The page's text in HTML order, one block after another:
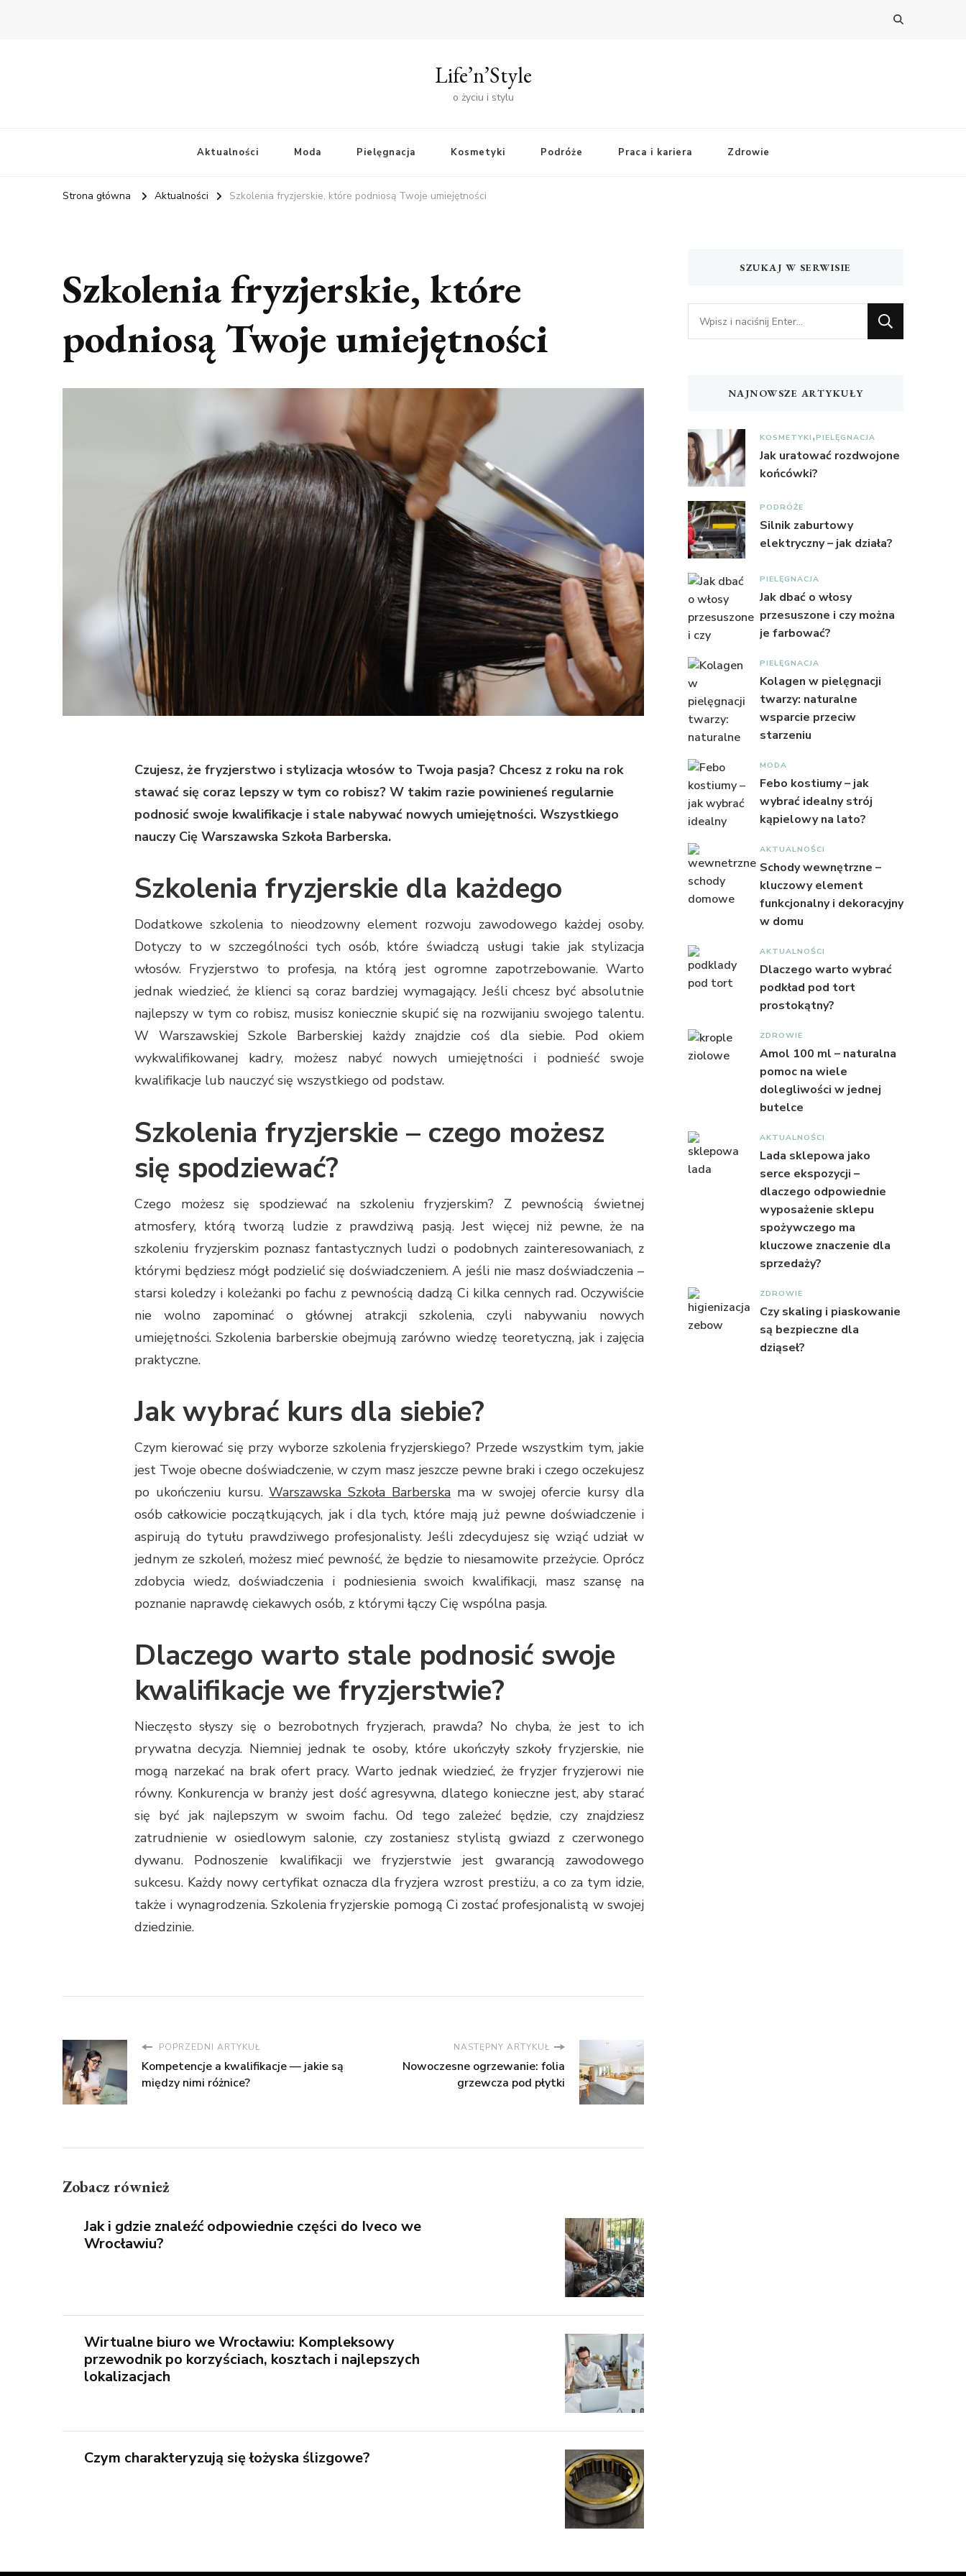
Life’n’Style
o życiu i stylu
Aktualności Moda Pielęgnacja Kosmetyki Podróże Praca i kariera Zdrowie
Strona główna Aktualności Szkolenia fryzjerskie, które podniosą Twoje umiejętności
Szkolenia fryzjerskie, które
podniosą Twoje umiejętności
Czujesz, że fryzjerstwo i stylizacja włosów to Twoja pasja? Chcesz z roku na rok
stawać się coraz lepszy w tym co robisz? W takim razie powinieneś regularnie
podnosić swoje kwalifikacje i stale nabywać nowych umiejętności. Wszystkiego
nauczy Cię Warszawska Szkoła Barberska.
Szkolenia fryzjerskie dla każdego
Dodatkowe szkolenia to nieodzowny element rozwoju zawodowego każdej osoby.
Dotyczy to w szczególności tych osób, które świadczą usługi takie jak stylizacja
włosów. Fryzjerstwo to profesja, na którą jest ogromne zapotrzebowanie. Warto
jednak wiedzieć, że klienci są coraz bardziej wymagający. Jeśli chcesz być absolutnie
najlepszy w tym co robisz, musisz koniecznie skupić się na rozwijaniu swojego talentu.
W Warszawskiej Szkole Barberskiej każdy znajdzie coś dla siebie. Pod okiem
wykwalifikowanej kadry, możesz nabyć nowych umiejętności i podnieść swoje
kwalifikacje lub nauczyć się wszystkiego od podstaw.
Szkolenia fryzjerskie – czego możesz
się spodziewać?
Czego możesz się spodziewać na szkoleniu fryzjerskim? Z pewnością świetnej
atmosfery, którą tworzą ludzie z prawdziwą pasją. Jest więcej niż pewne, że na
szkoleniu fryzjerskim poznasz fantastycznych ludzi o podobnych zainteresowaniach, z
którymi będziesz mógł podzielić się doświadczeniem. A jeśli nie masz doświadczenia –
starsi koledzy i koleżanki po fachu z pewnością dadzą Ci kilka cennych rad. Oczywiście
nie wolno zapominać o głównej atrakcji szkolenia, czyli nabywaniu nowych
umiejętności. Szkolenia barberskie obejmują zarówno wiedzę teoretyczną, jak i zajęcia
praktyczne.
Jak wybrać kurs dla siebie?
Czym kierować się przy wyborze szkolenia fryzjerskiego? Przede wszystkim tym, jakie
jest Twoje obecne doświadczenie, w czym masz jeszcze pewne braki i czego oczekujesz
po ukończeniu kursu.Warszawska Szkoła Barberska ma w swojej ofercie kursy dla
osób całkowicie początkujących, jak i dla tych, które mają już pewne doświadczenie i
aspirują do tytułu prawdziwego profesjonalisty. Jeśli zdecydujesz się wziąć udział w
jednym ze szkoleń, możesz mieć pewność, że będzie to niesamowite przeżycie. Oprócz
zdobycia wiedz, doświadczenia i podniesienia swoich kwalifikacji, masz szansę na
poznanie naprawdę ciekawych osób, z którymi łączy Cię wspólna pasja.
Dlaczego warto stale podnosić swoje
kwalifikacje we fryzjerstwie?
Nieczęsto słyszy się o bezrobotnych fryzjerach, prawda? No chyba, że jest to ich
prywatna decyzja. Niemniej jednak te osoby, które ukończyły szkoły fryzjerskie, nie
mogą narzekać na brak ofert pracy. Warto jednak wiedzieć, że fryzjer fryzjerowi nie
równy. Konkurencja w branży jest dość agresywna, dlatego konieczne jest, aby starać
się być jak najlepszym w swoim fachu. Od tego zależeć będzie, czy znajdziesz
zatrudnienie w osiedlowym salonie, czy zostaniesz stylistą gwiazd z czerwonego
dywanu. Podnoszenie kwalifikacji we fryzjerstwie jest gwarancją zawodowego
sukcesu. Każdy nowy certyfikat oznacza dla fryzjera wzrost prestiżu, a co za tym idzie,
także i wynagrodzenia. Szkolenia fryzjerskie pomogą Ci zostać profesjonalistą w swojej
dziedzinie.
POPRZEDNI ARTYKUŁ
Kompetencje a kwalifikacje — jakie są
między nimi różnice?
NASTĘPNY ARTYKUŁ
Nowoczesne ogrzewanie: folia
grzewcza pod płytki
Zobacz również
Jak i gdzie znaleźć odpowiednie części do Iveco we
Wrocławiu?
Wirtualne biuro we Wrocławiu: Kompleksowy
przewodnik po korzyściach, kosztach i najlepszych
lokalizacjach
Czym charakteryzują się łożyska ślizgowe?
SZUKAJ W SERWISIE
Szukasz
czegoś?
NAJNOWSZE ARTYKUŁY
KOSMETYKI PIELĘGNACJA
Jak uratować rozdwojone
końcówki?
PODRÓŻE
Silnik zaburtowy
elektryczny – jak działa?
PIELĘGNACJA
Jak dbać o włosy
przesuszone i czy można
je farbować?
PIELĘGNACJA
Kolagen w pielęgnacji
twarzy: naturalne
wsparcie przeciw
starzeniu
MODA
Febo kostiumy – jak
wybrać idealny strój
kąpielowy na lato?
AKTUALNOŚCI
Schody wewnętrzne –
kluczowy element
funkcjonalny i dekoracyjny
w domu
AKTUALNOŚCI
Dlaczego warto wybrać
podkład pod tort
prostokątny?
ZDROWIE
Amol 100 ml – naturalna
pomoc na wiele
dolegliwości w jednej
butelce
AKTUALNOŚCI
Lada sklepowa jako
serce ekspozycji –
dlaczego odpowiednie
wyposażenie sklepu
spożywczego ma
kluczowe znaczenie dla
sprzedaży?
ZDROWIE
Czy skaling i piaskowanie
są bezpieczne dla
dziąseł?